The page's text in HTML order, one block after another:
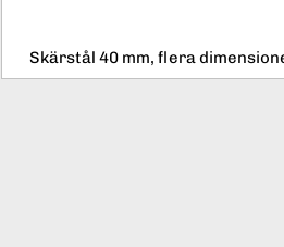
Skärstål 40 mm, flera